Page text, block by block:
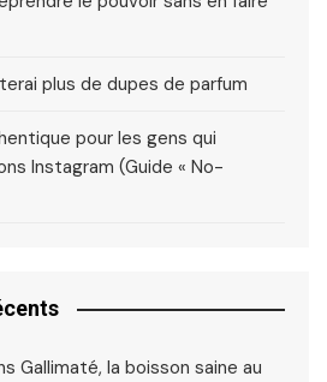
plus de dupes de parfum
pour les gens qui
Instagram (Guide « No-
Gallimaté, la boisson saine au